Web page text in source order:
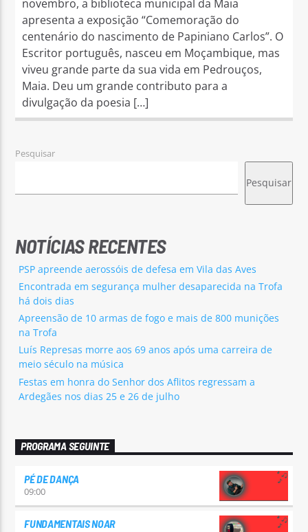
novembro, a biblioteca municipal da Maia
apresenta a exposição “Comemoração do
centenário do nascimento de Papiniano Carlos”. O
Escritor português, nasceu em Moçambique, mas
viveu grande parte da sua vida em Pedrouços,
Maia. Deu um grande contributo para a
divulgação da poesia […]
Pesquisar
Pesquisar
NOTÍCIAS RECENTES
PSP apreende aerossóis de defesa em Vila das Aves
Encontrada em segurança mulher desaparecida na Trofa
há dois dias
Apreensão de 10 armas de fogo e mais de 800 munições
na Trofa
Luís Represas morre aos 69 anos após uma carreira de
meio século na música
Festas em honra do Senhor dos Aflitos regressam a
Ardegães nos dias 25 e 26 de julho
PROGRAMA SEGUINTE
PÉ DE DANÇA
09:00
FUNDAMENTAIS NOAR